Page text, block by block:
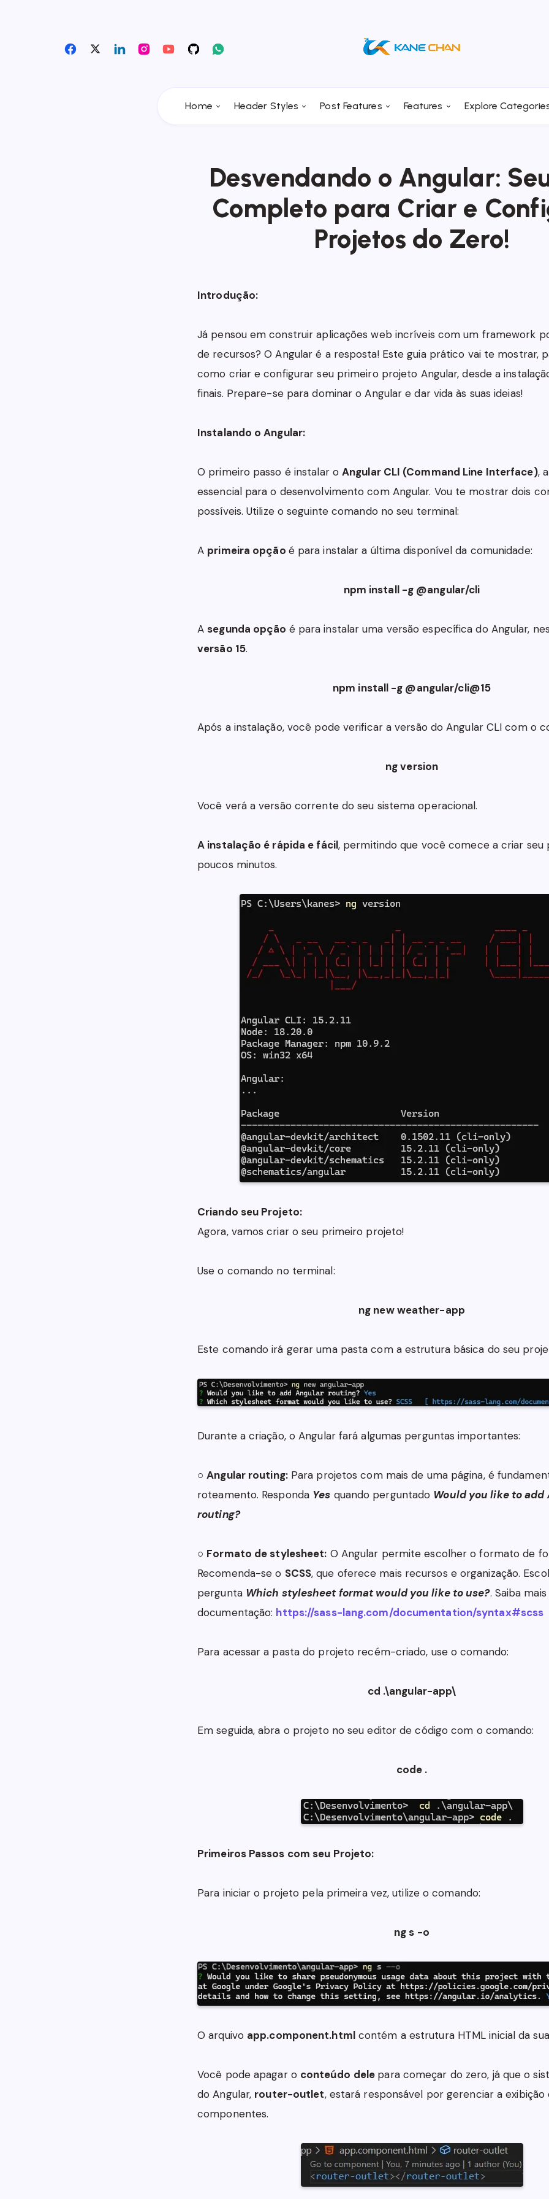
Home Header Styles Post Features Features Explore
Desvendando o Angular:
Completo para Criar e
Projetos do Zero!
Introdução:
Já pensou em construir aplicações web incríveis com um framework
de recursos? O Angular é a resposta! Este guia prático vai te mostrar,
como criar e configurar seu primeiro projeto Angular, desde a
finais. Prepare-se para dominar o Angular e dar vida às suas ideias!
Instalando o Angular:
O primeiro passo é instalar o Angular CLI (Command Line Interface),
essencial para o desenvolvimento com Angular. Vou te mostrar dois
possíveis. Utilize o seguinte comando no seu terminal:
A primeira opção é para instalar a última disponível da comunidade:
npm install -g @angular/cli
Asegunda opção é para instalar uma versão específica do Angular,
versão 15.
npm install -g @angular/cli@15
Após a instalação, você pode verificar a versão do Angular CLI com o
ng version
Você verá a versão corrente do seu sistema operacional.
A instalação é rápida e fácil, permitindo que você comece a criar seu
poucos minutos.
Criando seu Projeto:
Agora, vamos criar o seu primeiro projeto!
Use o comando no terminal:
ng new weather-app
Este comando irá gerar uma pasta com a estrutura básica do seu
Durante a criação, o Angular fará algumas perguntas importantes:
○Angular routing:Para projetos com mais de uma página, é
roteamento. Responda Yes quando perguntado Would you like to add
routing?
○ Formato de stylesheet: O Angular permite escolher o formato de
Recomenda-se o SCSS, que oferece mais recursos e organização.
pergunta Which stylesheet format would you like to use?. Saiba
documentação: https://sass-lang.com/documentation/syntax#scss
Para acessar a pasta do projeto recém-criado, use o comando:
cd .\angular-app\
Em seguida, abra o projeto no seu editor de código com o comando:
code .
Primeiros Passos com seu Projeto:
Para iniciar o projeto pela primeira vez, utilize o comando:
ng s -o
O arquivo app.component.htmlcontém a estrutura HTML inicial da
Você pode apagar o conteúdo dele para começar do zero, já que o
do Angular, router-outlet, estará responsável por gerenciar a exibição
componentes.